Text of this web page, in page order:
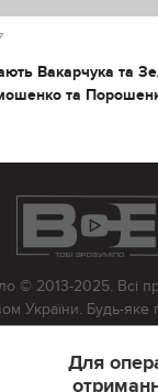
Вакарчука та
та
Для
© 2013-2025. Всі
України. Будь-
судовому порядку.
тільки з письмово
достовірність усіх